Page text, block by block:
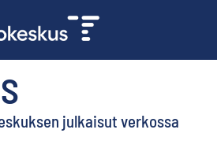
julkaisut verkossa